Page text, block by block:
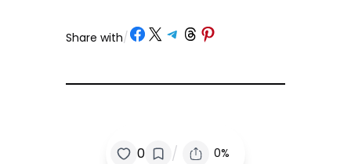
Share with/ Share on Facebook
Share on X Share on Telegram
Share on Threads
Share on Pinterest
0 / 0%